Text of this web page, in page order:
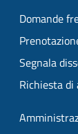
Domande
Segnala
Richiesta di